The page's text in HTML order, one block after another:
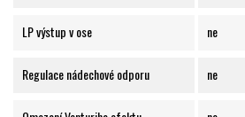
LP výstup v ose ne
Regulace nádechové odporu ne